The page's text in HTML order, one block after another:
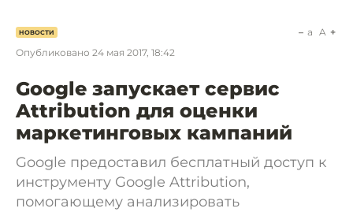
НОВОСТИ
Опубликовано 24 мая 2017, 18:42
a A
Google запускает сервис
Attribution для оценки
маркетинговых кампаний
Google предоставил бесплатный доступ к
инструменту Google Attribution,
помогающему анализировать